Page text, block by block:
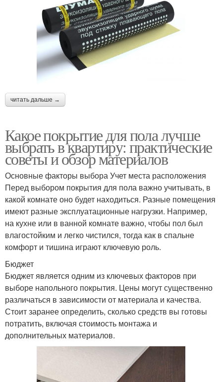
читать дальше →
Какое покрытие для пола лучше
выбрать в квартиру: практические
советы и обзор материалов
Основные факторы выбора Учет места расположения
Перед выбором покрытия для пола важно учитывать, в
какой комнате оно будет находиться. Разные помещения
имеют разные эксплуатационные нагрузки. Например,
на кухне или в ванной комнате важно, чтобы пол был
влагостойким и легко чистился, тогда как в спальне
комфорт и тишина играют ключевую роль.
Бюджет
Бюджет является одним из ключевых факторов при
выборе напольного покрытия. Цены могут существенно
различаться в зависимости от материала и качества.
Стоит заранее определить, сколько средств вы готовы
потратить, включая стоимость монтажа и
дополнительных материалов.